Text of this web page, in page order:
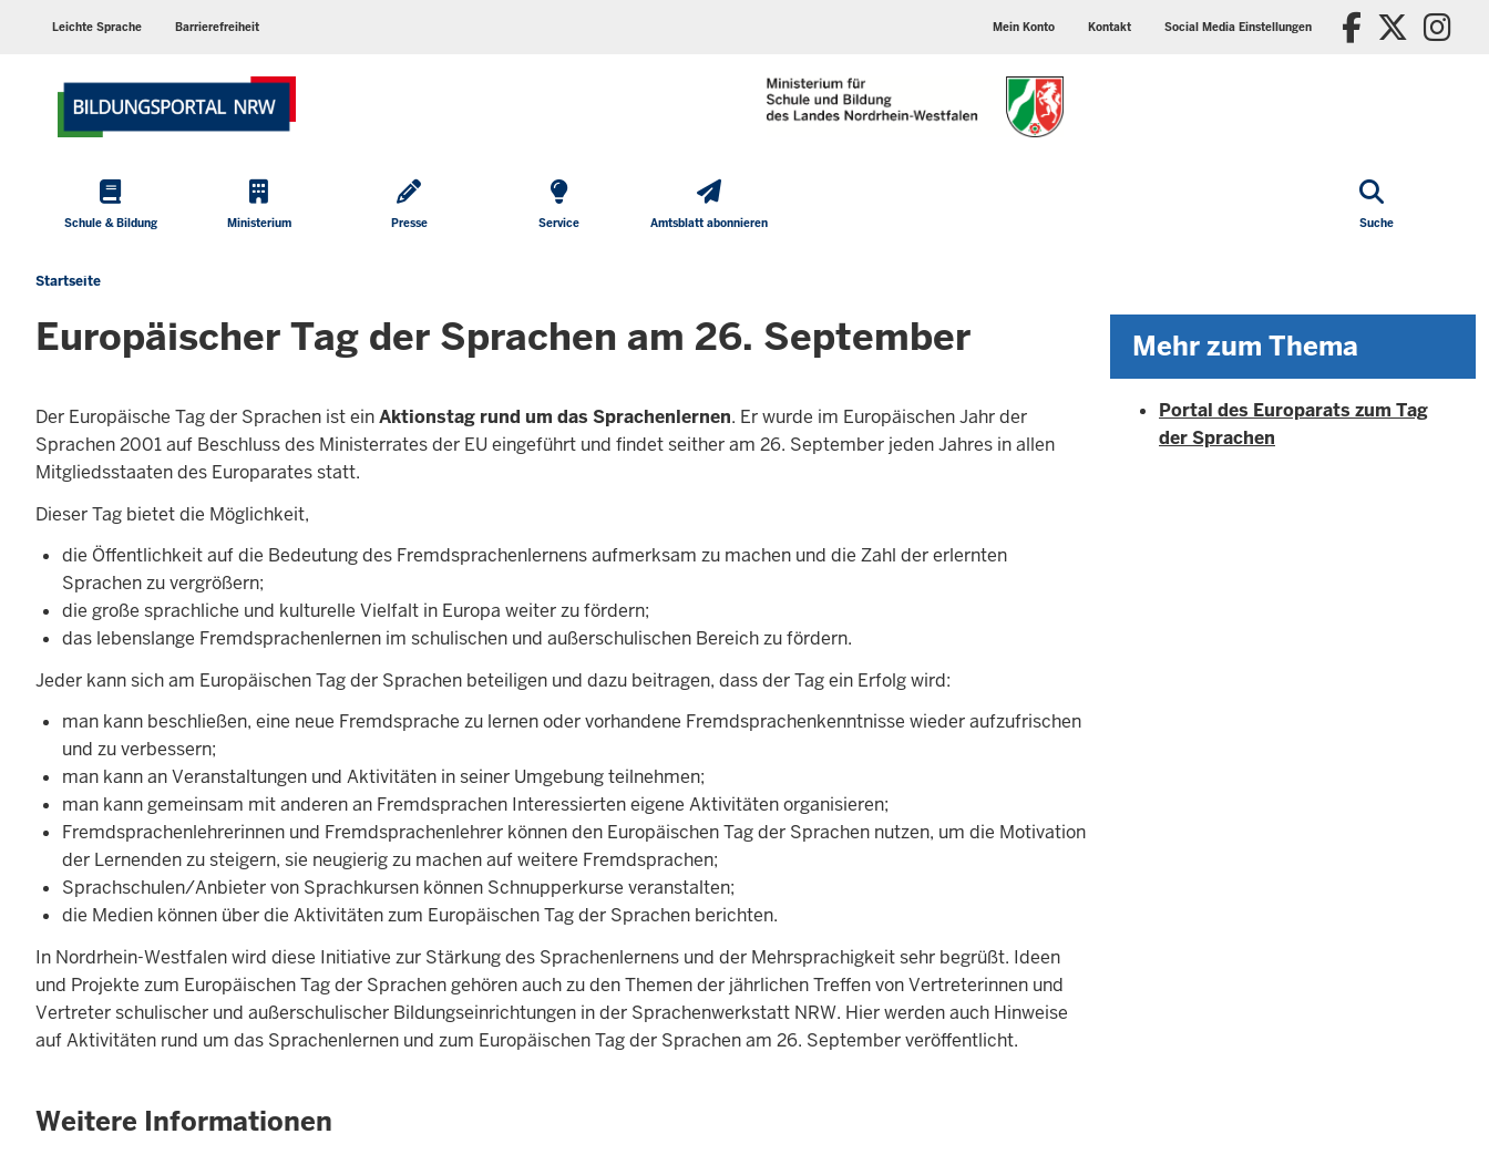
Sprachen
Leichte Sprache Barrierefreiheit
TopMein Konto Kontakt
media
Social Media Einstellungen X/
Hauptmenü
Schule & Bildung Ministerium Presse Service Amtsblatt abonnieren Suche
Sie
sich
Startseite
Europäischer Tag der Sprachen am 26. September
Der Europäische Tag der Sprachen ist einAktionstag rund um das Sprachenlernen. Er wurde im Europäischen Jahr der
Sprachen 2001 auf Beschluss des Ministerrates der EU eingeführt und findet seither am 26. September jeden Jahres in allen
Mitgliedsstaaten des Europarates statt.
Dieser Tag bietet die Möglichkeit,
die Öffentlichkeit auf die Bedeutung des Fremdsprachenlernens aufmerksam zu machen und die Zahl der erlernten
Sprachen zu vergrößern;
die große sprachliche und kulturelle Vielfalt in Europa weiter zu fördern;
das lebenslange Fremdsprachenlernen im schulischen und außerschulischen Bereich zu fördern.
Jeder kann sich am Europäischen Tag der Sprachen beteiligen und dazu beitragen, dass der Tag ein Erfolg wird:
man kann beschließen, eine neue Fremdsprache zu lernen oder vorhandene Fremdsprachenkenntnisse wieder aufzufrischen
und zu verbessern;
man kann an Veranstaltungen und Aktivitäten in seiner Umgebung teilnehmen;
man kann gemeinsam mit anderen an Fremdsprachen Interessierten eigene Aktivitäten organisieren;
Fremdsprachenlehrerinnen und Fremdsprachenlehrer können den Europäischen Tag der Sprachen nutzen, um die Motivation
der Lernenden zu steigern, sie neugierig zu machen auf weitere Fremdsprachen;
Sprachschulen/Anbieter von Sprachkursen können Schnupperkurse veranstalten;
die Medien können über die Aktivitäten zum Europäischen Tag der Sprachen berichten.
In Nordrhein-Westfalen wird diese Initiative zur Stärkung des Sprachenlernens und der Mehrsprachigkeit sehr begrüßt. Ideen
und Projekte zum Europäischen Tag der Sprachen gehören auch zu den Themen der jährlichen Treffen von Vertreterinnen und
Vertreter schulischer und außerschulischer Bildungseinrichtungen in der Sprachenwerkstatt NRW. Hier werden auch Hinweise
auf Aktivitäten rund um das Sprachenlernen und zum Europäischen Tag der Sprachen am 26. September veröffentlicht.
Weitere Informationen
Mehr zum Thema
Portal des Europarats zum Tag
der Sprachen